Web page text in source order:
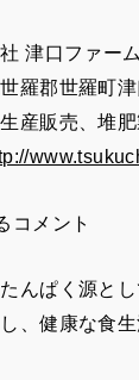
津口ファーム
羅郡世羅町
産販売、堆
コメント
んぱく源と
、健康な食